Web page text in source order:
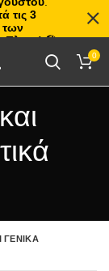
0
ΓΕΝΙΚΑ
τις 3
των
Πλατς!🏖️🌊